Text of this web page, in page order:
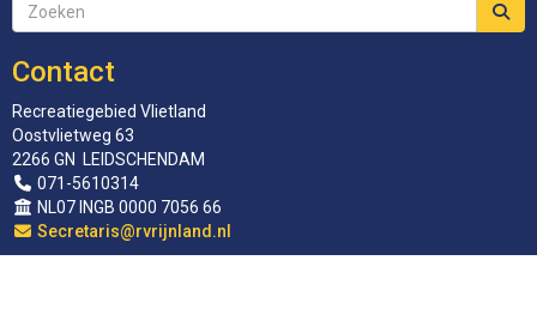
Contact
Recreatiegebied Vlietland
Oostvlietweg 63
2266 GN LEIDSCHENDAM
071-5610314
NL07 INGB 0000 7056 66
siraterceS@rvrijnland.nl